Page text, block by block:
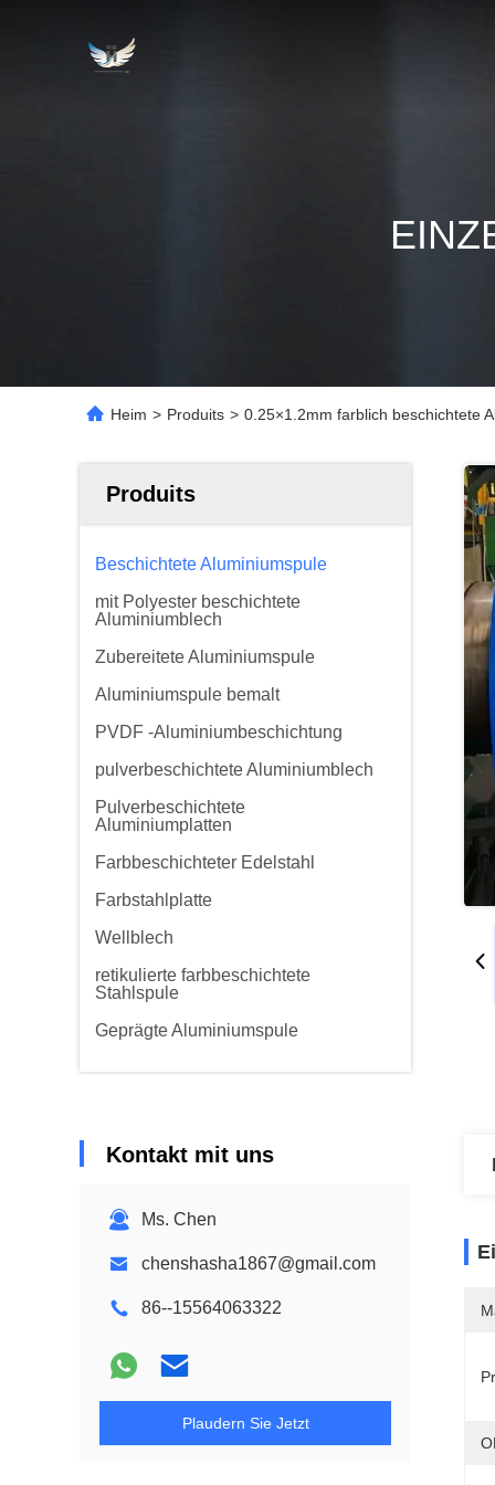
Heim > Produits > 0.25×1.2mm farblich beschichtete
Produits
Beschichtete Aluminiumspule
mit Polyester beschichtete
Aluminiumblech
Zubereitete Aluminiumspule
Aluminiumspule bemalt
PVDF -Aluminiumbeschichtung
pulverbeschichtete Aluminiumblech
Pulverbeschichtete
Aluminiumplatten
Farbbeschichteter Edelstahl
Farbstahlplatte
Wellblech
retikulierte farbbeschichtete
Stahlspule
Geprägte Aluminiumspule
Kontakt mit uns
Ms. Chen
chenshasha1867@gmail.com
86--15564063322
Plaudern Sie Jetzt